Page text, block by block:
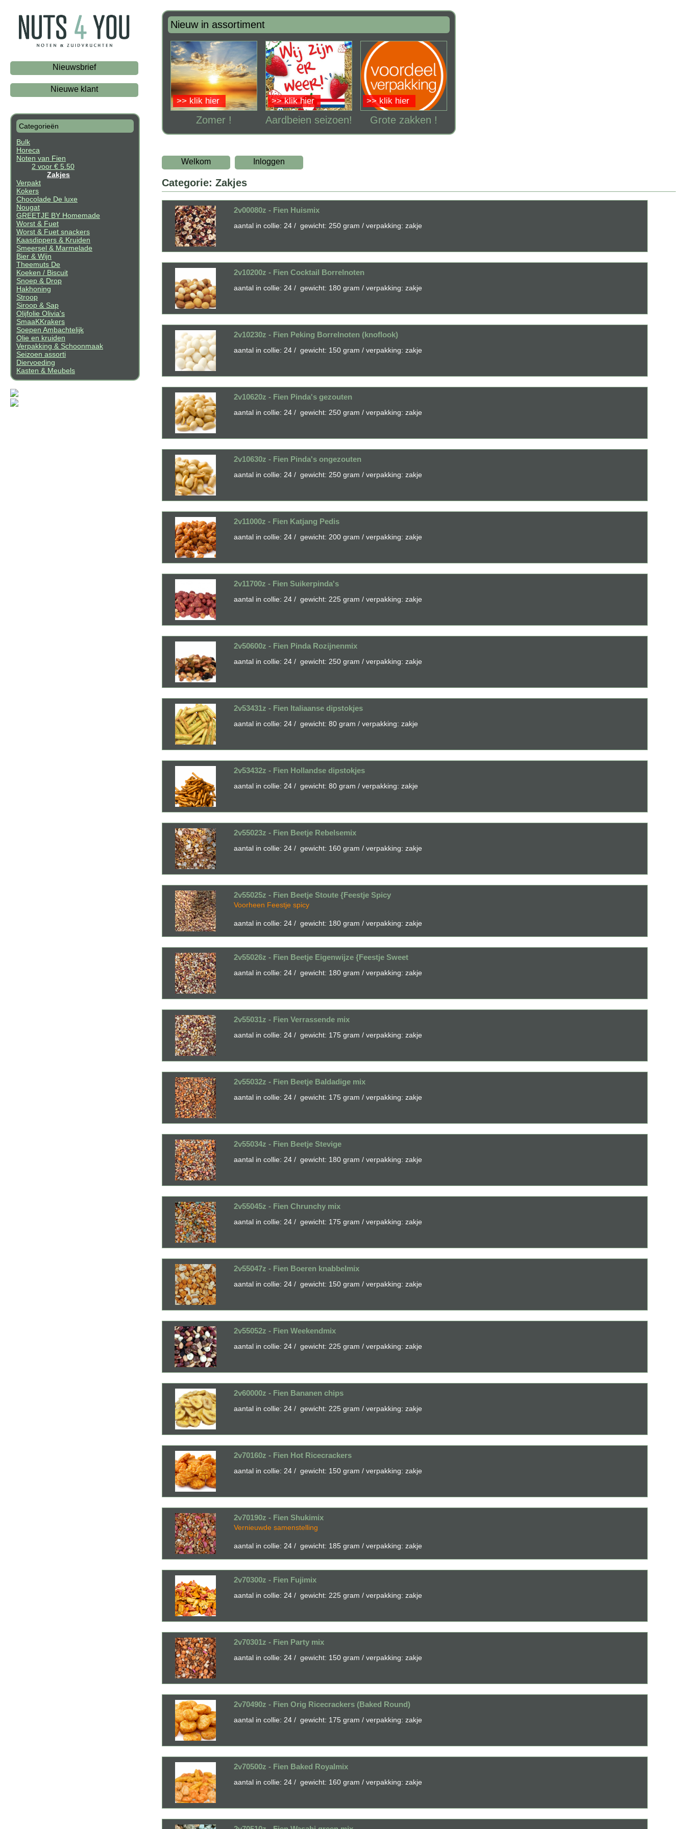
Nieuwsbrief
Nieuwe klant
Categorieën
Bulk
Horeca
Noten van Fien
2 voor € 5.50
Zakjes
Verpakt
Kokers
Chocolade De luxe
Nougat
GREETJE BY Homemade
Worst & Fuet
Worst & Fuet snackers
Kaasdippers & Kruiden
Smeersel & Marmelade
Bier & Wijn
Theemuts De
Koeken / Biscuit
Snoep & Drop
Hakhoning
Stroop
Siroop & Sap
Olijfolie Olivia's
SmaaKKrakers
Soepen Ambachtelijk
Olie en kruiden
Verpakking & Schoonmaak
Seizoen assorti
Diervoeding
Kasten & Meubels
Nieuw in assortiment
Zomer !
>> klik hier
Aardbeien seizoen!
>> klik hier
Grote zakken !
>> klik hier
Welkom Inloggen
Categorie: Zakjes
2v00080z - Fien Huismix
aantal in collie: 24 / gewicht: 250 gram / verpakking: zakje
2v10200z - Fien Cocktail Borrelnoten
aantal in collie: 24 / gewicht: 180 gram / verpakking: zakje
2v10230z - Fien Peking Borrelnoten (knoflook)
aantal in collie: 24 / gewicht: 150 gram / verpakking: zakje
2v10620z - Fien Pinda's gezouten
aantal in collie: 24 / gewicht: 250 gram / verpakking: zakje
2v10630z - Fien Pinda's ongezouten
aantal in collie: 24 / gewicht: 250 gram / verpakking: zakje
2v11000z - Fien Katjang Pedis
aantal in collie: 24 / gewicht: 200 gram / verpakking: zakje
2v11700z - Fien Suikerpinda's
aantal in collie: 24 / gewicht: 225 gram / verpakking: zakje
2v50600z - Fien Pinda Rozijnenmix
aantal in collie: 24 / gewicht: 250 gram / verpakking: zakje
2v53431z - Fien Italiaanse dipstokjes
aantal in collie: 24 / gewicht: 80 gram / verpakking: zakje
2v53432z - Fien Hollandse dipstokjes
aantal in collie: 24 / gewicht: 80 gram / verpakking: zakje
2v55023z - Fien Beetje Rebelsemix
aantal in collie: 24 / gewicht: 160 gram / verpakking: zakje
2v55025z - Fien Beetje Stoute {Feestje Spicy
Voorheen Feestje spicy
aantal in collie: 24 / gewicht: 180 gram / verpakking: zakje
2v55026z - Fien Beetje Eigenwijze {Feestje Sweet
aantal in collie: 24 / gewicht: 180 gram / verpakking: zakje
2v55031z - Fien Verrassende mix
aantal in collie: 24 / gewicht: 175 gram / verpakking: zakje
2v55032z - Fien Beetje Baldadige mix
aantal in collie: 24 / gewicht: 175 gram / verpakking: zakje
2v55034z - Fien Beetje Stevige
aantal in collie: 24 / gewicht: 180 gram / verpakking: zakje
2v55045z - Fien Chrunchy mix
aantal in collie: 24 / gewicht: 175 gram / verpakking: zakje
2v55047z - Fien Boeren knabbelmix
aantal in collie: 24 / gewicht: 150 gram / verpakking: zakje
2v55052z - Fien Weekendmix
aantal in collie: 24 / gewicht: 225 gram / verpakking: zakje
2v60000z - Fien Bananen chips
aantal in collie: 24 / gewicht: 225 gram / verpakking: zakje
2v70160z - Fien Hot Ricecrackers
aantal in collie: 24 / gewicht: 150 gram / verpakking: zakje
2v70190z - Fien Shukimix
Vernieuwde samenstelling
aantal in collie: 24 / gewicht: 185 gram / verpakking: zakje
2v70300z - Fien Fujimix
aantal in collie: 24 / gewicht: 225 gram / verpakking: zakje
2v70301z - Fien Party mix
aantal in collie: 24 / gewicht: 150 gram / verpakking: zakje
2v70490z - Fien Orig Ricecrackers (Baked Round)
aantal in collie: 24 / gewicht: 175 gram / verpakking: zakje
2v70500z - Fien Baked Royalmix
aantal in collie: 24 / gewicht: 160 gram / verpakking: zakje